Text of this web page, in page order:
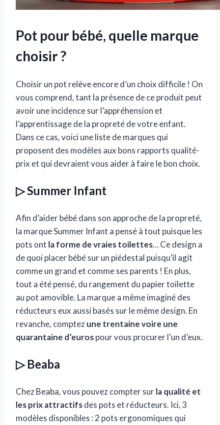
Pot pour bébé, quelle marque
choisir ?
Choisir un pot relève encore d’un choix difficile ! On
vous comprend, tant la présence de ce produit peut
avoir une incidence sur l’appréhension et
l’apprentissage de la propreté de votre enfant.
Dans ce cas, voici une liste de marques qui
proposent des modèles aux bons rapports qualité-
prix et qui devraient vous aider à faire le bon choix.
▷ Summer Infant
Afin d’aider bébé dans son approche de la propreté,
la marque Summer Infant a pensé à tout puisque les
pots ont la forme de vraies toilettes… Ce design a
de quoi placer bébé sur un piédestal puisqu’il agit
comme un grand et comme ses parents ! En plus,
tout a été pensé, du rangement du papier toilette
au pot amovible. La marque a même imaginé des
réducteurs eux aussi basés sur le même design. En
revanche, comptezune trentaine voire une
quarantaine d’eurospour vous procurer l’un d’eux.
▷ Beaba
Chez Beaba, vous pouvez compter surla qualité et
les prix attractifsdes pots et réducteurs. Ici, 3
modèles disponibles : 2 pots ergonomiques qui